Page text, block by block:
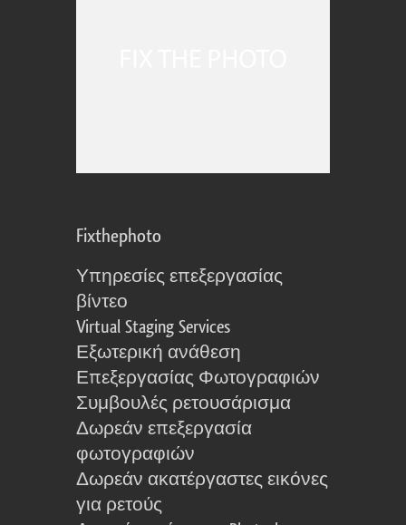
Fixthephoto
Υπηρεσίες επεξεργασίας
βίντεο
Virtual Staging Services
Εξωτερική ανάθεση
Επεξεργασίας Φωτογραφιών
Συμβουλές ρετουσάρισμα
Δωρεάν επεξεργασία
φωτογραφιών
Δωρεάν ακατέργαστες εικόνες
για ρετούς